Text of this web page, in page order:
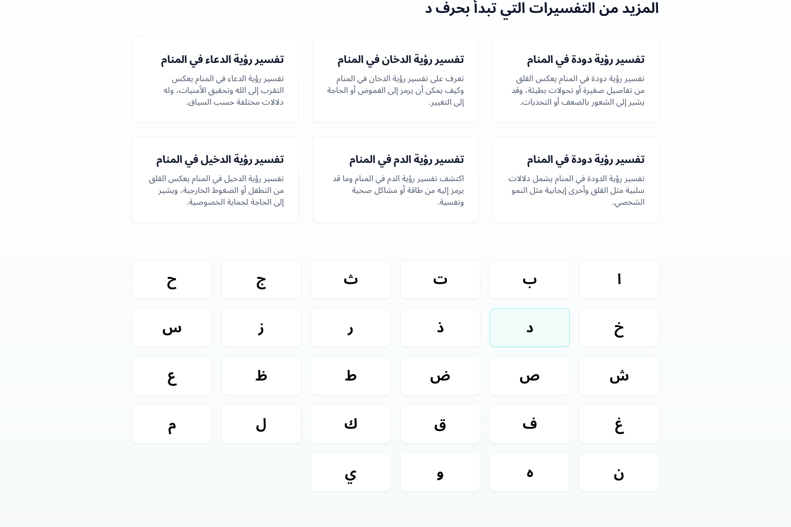
المزيد من التفسيرات التي تبدأ بحرف د
تفسير رؤية دودة في المنام
تفسير رؤية دودة في المنام يعكس القلق
من تفاصيل صغيرة أو تحولات بطيئة، وقد
يشير إلى الشعور بالضعف أو التحديات.
تفسير رؤية الدخان في المنام
تعرف على تفسير رؤية الدخان في المنام
وكيف يمكن أن يرمز إلى الغموض أو الحاجة
إلى التغيير.
تفسير رؤية الدعاء في المنام
تفسير رؤية الدعاء في المنام يعكس
التقرب إلى الله وتحقيق الأمنيات، وله
دلالات مختلفة حسب السياق.
تفسير رؤية دودة في المنام
تفسير رؤية الدودة في المنام يشمل دلالات
سلبية مثل القلق وأخرى إيجابية مثل النمو
الشخصي.
تفسير رؤية الدم في المنام
اكتشف تفسير رؤية الدم في المنام وما قد
يرمز إليه من طاقة أو مشاكل صحية
ونفسية.
تفسير رؤية الدخيل في المنام
تفسير رؤية الدخيل في المنام يعكس القلق
من التطفل أو الضغوط الخارجية، ويشير
إلى الحاجة لحماية الخصوصية.
ا ب ت ث ج ح
خ د ذ ر ز س
ش ص ض ط ظ ع
غ ف ق ك ل م
ن ه و ي